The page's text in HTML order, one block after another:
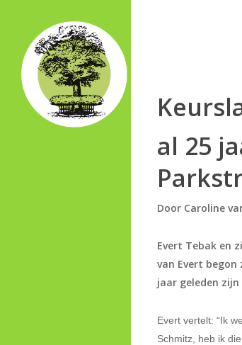
content
al 25
Door Caroline
Evert Tebak en
van Evert begon
jaar geleden
Evert vertelt: “Ik
Schmitz, heb ik